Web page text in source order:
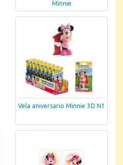
Minnie
Vela aniversario Minnie 3D N1